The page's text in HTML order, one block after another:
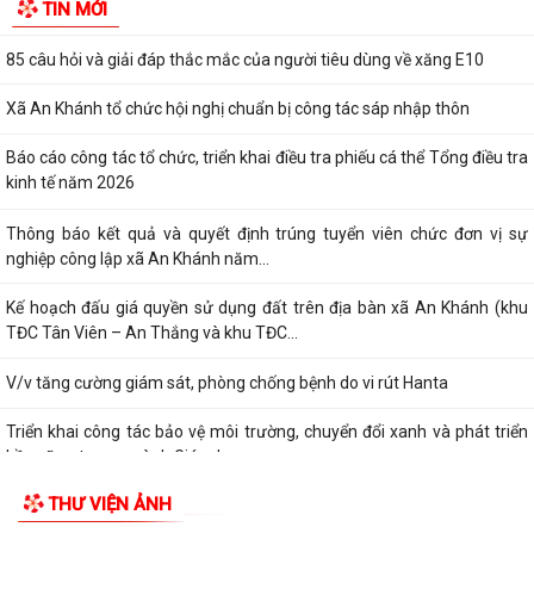
TIN MỚI
2026
85 câu hỏi và giải đáp thắc mắc của người tiêu dùng về xăng E10
Xã An Khánh tổ chức hội nghị chuẩn bị công tác sáp nhập thôn
Báo cáo công tác tổ chức, triển khai điều tra phiếu cá thể Tổng điều tra
kinh tế năm 2026
Thông báo kết quả và quyết định trúng tuyển viên chức đơn vị sự
nghiệp công lập xã An Khánh năm...
Kế hoạch đấu giá quyền sử dụng đất trên địa bàn xã An Khánh (khu
TĐC Tân Viên – An Thắng và khu TĐC...
V/v tăng cường giám sát, phòng chống bệnh do vi rút Hanta
Triển khai công tác bảo vệ môi trường, chuyển đổi xanh và phát triển
bền vững trong ngành Giáo dục...
Quyết định và danh sách triệu tập thí sinh đủ điều kiện, tiêu chuẩn dự
THƯ VIỆN ẢNH